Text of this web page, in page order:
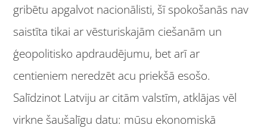
gribētu apgalvot nacionālisti, šī spokošanās nav
saistīta tikai ar vēsturiskajām ciešanām un
ģeopolitisko apdraudējumu, bet arī ar
centieniem neredzēt acu priekšā esošo.
Salīdzinot Latviju ar citām valstīm, atklājas vēl
virkne šaušalīgu datu: mūsu ekonomiskā